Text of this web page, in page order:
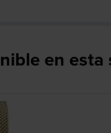
en esta